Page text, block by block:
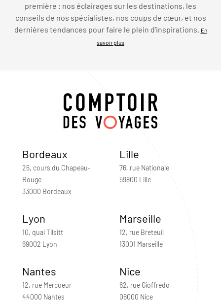
première : nos éclairages sur les destinations, les
conseils de nos spécialistes, nos coups de cœur, et nos
dernières tendances pour faire le plein d’inspirations. En
savoir plus
Bordeaux
26, cours du Chapeau-
Rouge
33000 Bordeaux
Lille
76, rue Nationale
59800 Lille
Lyon
10, quai Tilsitt
69002 Lyon
Marseille
12, rue Breteuil
13001 Marseille
Nantes
12, rue Mercoeur
44000 Nantes
Nice
62, rue Gioffredo
06000 Nice